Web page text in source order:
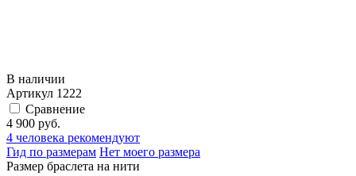
В наличии
Артикул 1222
Сравнение
4 900 руб.
4 человека рекомендуют
Гид по размерам Нет моего размера
Размер браслета на нити